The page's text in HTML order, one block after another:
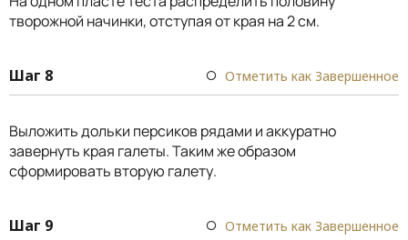
творожной начинки, отступая от края на 2 см.
Шаг 8 Отметить как Завершенное
Выложить дольки персиков рядами и аккуратно
завернуть края галеты. Таким же образом
сформировать вторую галету.
Шаг 9 Отметить как Завершенное